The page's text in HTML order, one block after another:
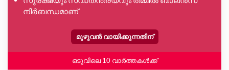
നിർബന്ധമാണ്
മുഴുവൻ വായിക്കുന്നതിന്
ഒടുവിലെ 10 വാർത്തകൾക്ക്